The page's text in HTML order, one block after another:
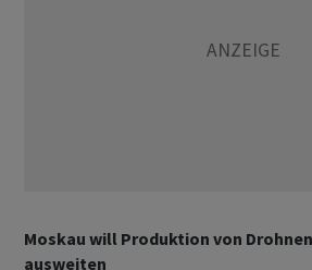
Moskau will Produktion von
ausweiten